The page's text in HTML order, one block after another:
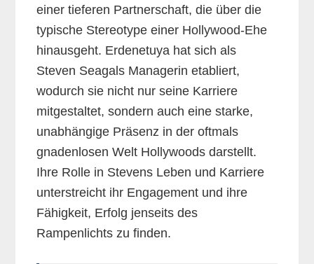
einer tieferen Partnerschaft, die über die
typische Stereotype einer Hollywood-Ehe
hinausgeht. Erdenetuya hat sich als
Steven Seagals Managerin etabliert,
wodurch sie nicht nur seine Karriere
mitgestaltet, sondern auch eine starke,
unabhängige Präsenz in der oftmals
gnadenlosen Welt Hollywoods darstellt.
Ihre Rolle in Stevens Leben und Karriere
unterstreicht ihr Engagement und ihre
Fähigkeit, Erfolg jenseits des
Rampenlichts zu finden.